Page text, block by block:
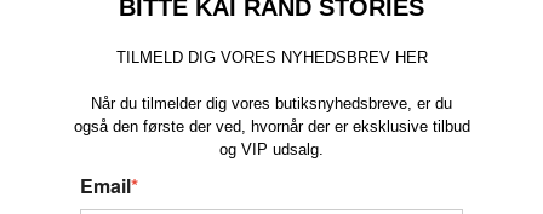
BITTE KAI RAND STORIES
TILMELD DIG VORES NYHEDSBREV HER
Når du tilmelder dig vores butiksnyhedsbreve, er du
også den første der ved, hvornår der er eksklusive tilbud
og VIP udsalg.
Email*